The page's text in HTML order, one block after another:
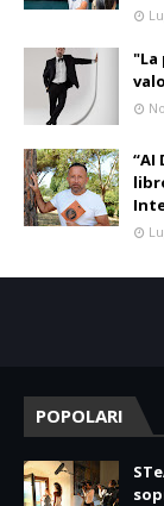
"La
“AI
POPOLARI